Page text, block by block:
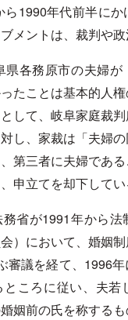
ら1990年代前半にか
メントは、裁判や政
県各務原市の夫婦が
たことは基本的人
して、岐阜家庭裁
し、家裁は「夫婦
第三者に夫婦であ
申立てを却下してい
省が1991年から法
会）において、婚姻
審議を経て、1996
ころに従い、夫若
姻前の氏を称する